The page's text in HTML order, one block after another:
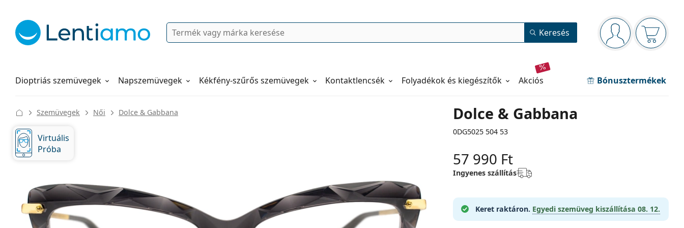
Navigációs panel
Bejelentkezve
Kosara
Keresés Keresés
Kontaktlencsék
Folyadékok
Dioptriás szemüvegek Napszemüvegek Kékfény-szűrős szemüvegek Folyadékok és kiegészítők akciós Bónusztermékek
Hogyan rendeljen
Dolce & Gabbana
0DG5025 504 53
Szemüvegek Női Dolce & Gabbana
Virtuális
Próba
57 990 Ft
Ingyenes szállítás
Keret raktáron. Egyedi szemüveg kiszállítása 08. 12.